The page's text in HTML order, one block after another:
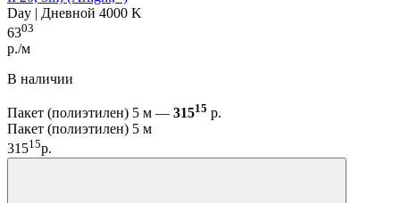
Day | Дневной 4000 K
6303
р./м
В наличии
Пакет (полиэтилен) 5 м — 31515 р.
Пакет (полиэтилен) 5 м
31515р.